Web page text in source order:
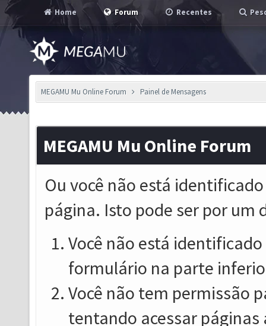
Home Forum Recentes
MEGAMU Mu Online Forum Painel de Mensagens
MEGAMU Mu Online Forum
Ou você não está
página. Isto pode ser por um
Você não está
formulário na parte
Você não tem permissão
tentando acessar